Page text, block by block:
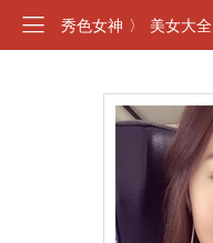
秀色女神 〉 美女大全